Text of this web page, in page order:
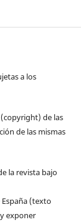
a los
de las
de las mismas
la revista bajo
(texto
exponer